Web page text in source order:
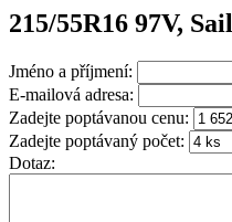
215/55R16 97V,
Jméno a příjmení:
E-mailová adresa:
Zadejte poptávanou cenu:
Zadejte poptávaný počet:
Dotaz: